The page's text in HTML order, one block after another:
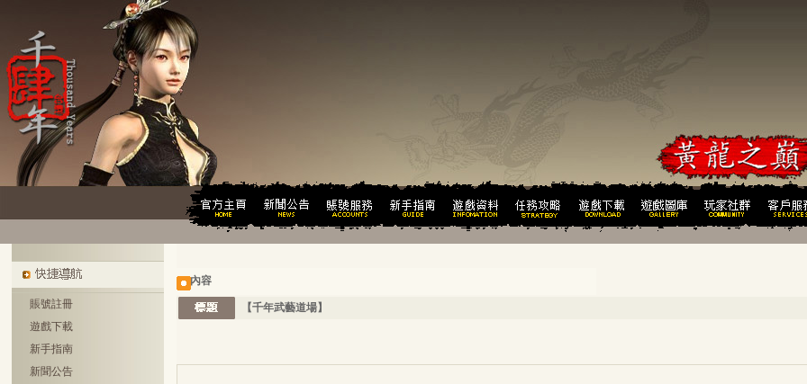
賬號註冊
遊戲下載
新手指南
新聞公告
內容
【千年武藝道場】